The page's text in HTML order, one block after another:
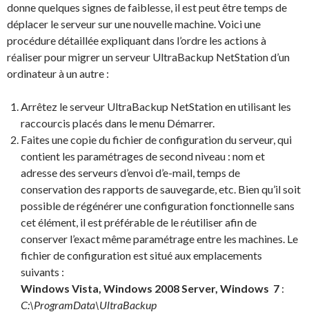
donne quelques signes de faiblesse, il est peut être temps de
déplacer le serveur sur une nouvelle machine. Voici une
procédure détaillée expliquant dans l’ordre les actions à
réaliser pour migrer un serveur UltraBackup NetStation d’un
ordinateur à un autre :
Arrêtez le serveur UltraBackup NetStation en utilisant les
raccourcis placés dans le menu Démarrer.
Faites une copie du fichier de configuration du serveur, qui
contient les paramétrages de second niveau : nom et
adresse des serveurs d’envoi d’e-mail, temps de
conservation des rapports de sauvegarde, etc. Bien qu’il soit
possible de régénérer une configuration fonctionnelle sans
cet élément, il est préférable de le réutiliser afin de
conserver l’exact même paramétrage entre les machines. Le
fichier de configuration est situé aux emplacements
suivants :
Windows Vista, Windows 2008 Server, Windows 7 :
C:\ProgramData\UltraBackup